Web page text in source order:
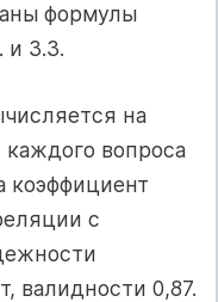
формулы
и 3.3.
на
вопроса
коэффициент
с
валидности 0,87.